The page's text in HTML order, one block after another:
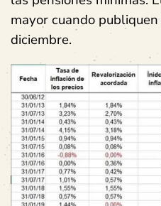
mayor cuando
diciembre.